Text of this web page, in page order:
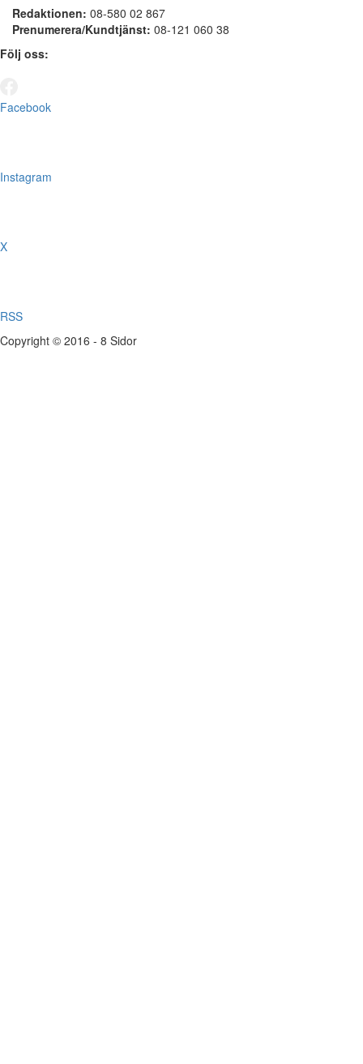
Redaktionen: 08-580 02 867
Prenumerera/Kundtjänst: 08-121 060 38
Följ oss:
Facebook
Instagram
X
RSS
Copyright © 2016 - 8 Sidor